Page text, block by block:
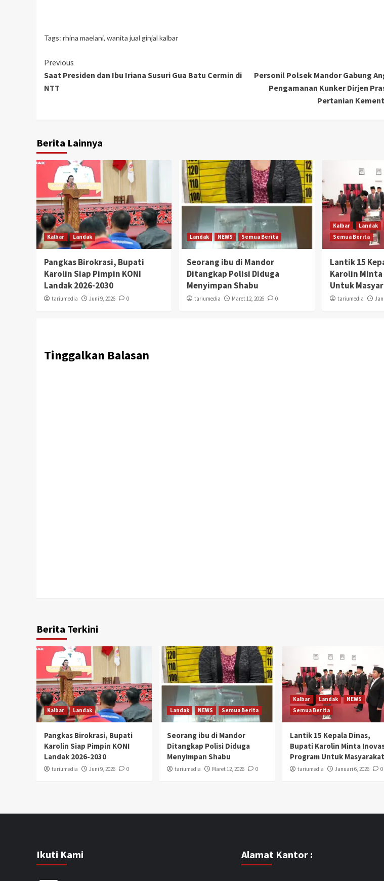
Tags: rhina maelani, wanita jual ginjal kalbar
Continue
Reading
Previous
Saat Presiden dan Ibu Iriana Susuri Gua Batu Cermin di
NTT
Personil Polsek Mandor Gabung
Pengamanan Kunker Dirjen
Pertanian
Berita Lainnya
Kalbar Landak
Pangkas Birokrasi, Bupati
Karolin Siap Pimpin KONI
Landak 2026-2030
tariumedia Juni 9, 2026 0
Landak NEWS Semua Berita
Seorang ibu di Mandor
Ditangkap Polisi Diduga
Menyimpan Shabu
tariumedia Maret 12, 2026 0
Kalbar Landak
Semua Berita
Lantik 15
Karolin
Untuk
tariumedia
Tinggalkan Balasan
Berita Terkini
Kalbar Landak
Pangkas Birokrasi, Bupati
Karolin Siap Pimpin KONI
Landak 2026-2030
tariumedia Juni 9, 2026 0
Landak NEWS Semua Berita
Seorang ibu di Mandor
Ditangkap Polisi Diduga
Menyimpan Shabu
tariumedia Maret 12, 2026 0
Kalbar Landak
NEWS
Semua Berita
Lantik 15 Kepala Dinas,
Bupati Karolin Minta
Program Untuk Masyarakat
tariumedia Januari 6, 2026 0
Ikuti Kami Alamat Kantor :